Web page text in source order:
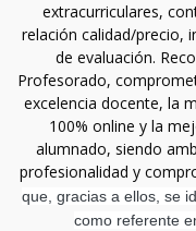
extracurriculares,
relación calidad/precio,
de evaluación.
Profesorado,
excelencia docente, la
100% online y la
alumnado, siendo
profesionalidad y
que, gracias a ellos, se
como referente